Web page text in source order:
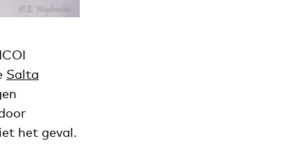
Salta
het geval.